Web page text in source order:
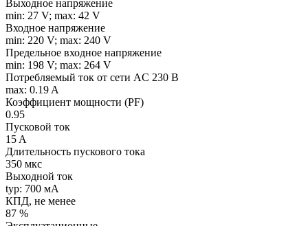
Выходное напряжение
min: 27 V; max: 42 V
Входное напряжение
min: 220 V; max: 240 V
Предельное входное напряжение
min: 198 V; max: 264 V
Потребляемый ток от сети AC 230 В
max: 0.19 A
Коэффициент мощности (PF)
0.95
Пусковой ток
15 A
Длительность пускового тока
350 мкс
Выходной ток
typ: 700 мA
КПД, не менее
87 %